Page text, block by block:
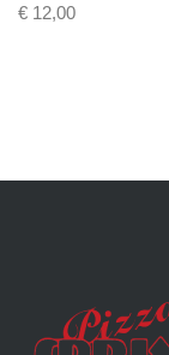
€ 12,00